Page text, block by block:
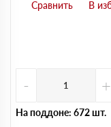
- +
На поддоне: 672 шт.